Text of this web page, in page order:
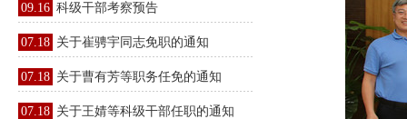
09.16 科级干部考察预告
07.18 关于崔骋宇同志免职的通知
07.18 关于曹有芳等职务任免的通知
07.18 关于王婧等科级干部任职的通知